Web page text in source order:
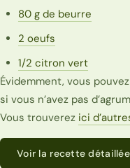
80 g de beurre
2 oeufs
1/2 citron vert
Évidemment, vous
si vous n’avez pas
Vous trouverez ici
Voir la recette détaillée